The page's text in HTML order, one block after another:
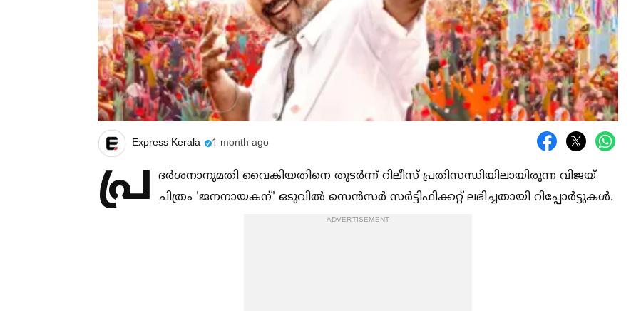
Express Kerala 1 month ago
പ്ര ദർശനാനുമതി വൈകിയതിനെ തുടർന്ന് റിലീസ് പ്രതിസന്ധിയിലായിരുന്ന വിജയ്
ചിത്രം 'ജനനായകന്' ഒടുവില്‍ സെൻസർ സർട്ടിഫിക്കറ്റ് ലഭിച്ചതായി റിപ്പോർട്ടുകള്‍.
ADVERTISEMENT